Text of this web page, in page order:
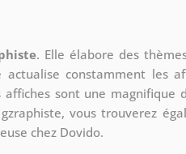
. Elle élabore des
actualise constamment les
sont une magnifique
vous trouverez
chez Dovido.